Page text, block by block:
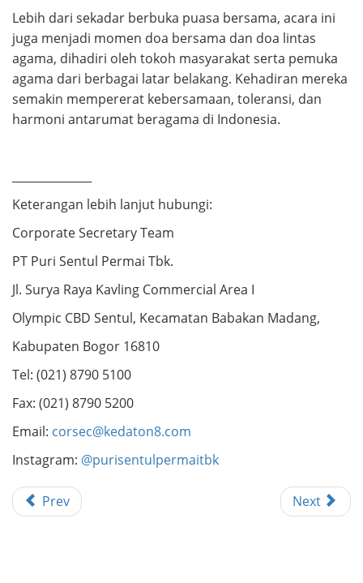
Lebih dari sekadar berbuka puasa bersama, acara ini
juga menjadi momen doa bersama dan doa lintas
agama, dihadiri oleh tokoh masyarakat serta pemuka
agama dari berbagai latar belakang. Kehadiran mereka
semakin mempererat kebersamaan, toleransi, dan
harmoni antarumat beragama di Indonesia.
Keterangan lebih lanjut hubungi:
Corporate Secretary Team
PT Puri Sentul Permai Tbk.
Jl. Surya Raya Kavling Commercial Area I
Olympic CBD Sentul, Kecamatan Babakan Madang,
Kabupaten Bogor 16810
Tel: (021) 8790 5100
Fax: (021) 8790 5200
Email: corsec@kedaton8.com
Instagram: @purisentulpermaitbk
Prev Next